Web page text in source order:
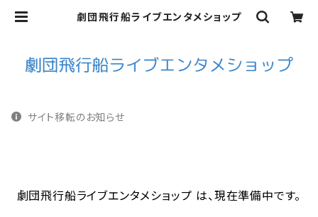
劇団飛行船ライブエンタメショップ
サイト移転のお知らせ
劇団飛行船ライブエンタメショップ は、現在準備中です。